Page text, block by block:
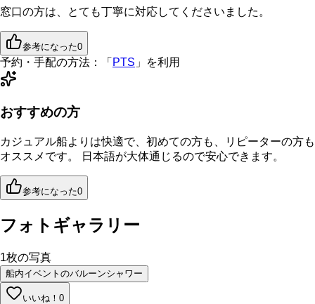
窓口の方は、とても丁寧に対応してくださいました。
参考になった0
予約・手配の方法： 「 PTS 」を利用
おすすめの方
カジュアル船よりは快適で、初めての方も、リピーターの方も
オススメです。 日本語が大体通じるので安心できます。
参考になった0
フォトギャラリー
1枚の写真
船内イベントのバルーンシャワー
いいね！ 0